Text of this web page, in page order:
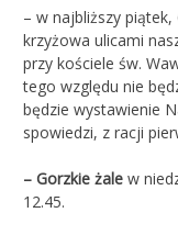
– w najbliższy piątek,
krzyżowa ulicami
przy kościele św.
tego względu nie
będzie wystawienie
spowiedzi, z racji
– Gorzkie żale w
12.45.